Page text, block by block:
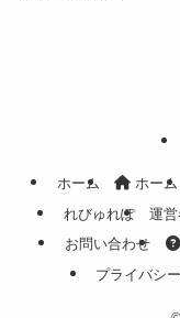
ホーム ホーム
れびゅれぽ
運
お問い合わせ
プライバシ